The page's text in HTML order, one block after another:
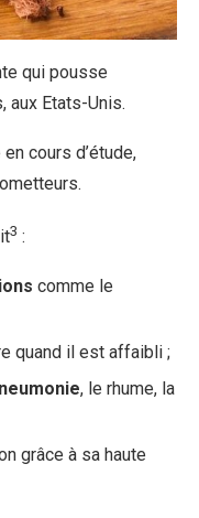
qui pousse
aux Etats-Unis.
cours d’étude,
3 :
comme le
quand il est affaibli ;
, le rhume, la
grâce à sa haute